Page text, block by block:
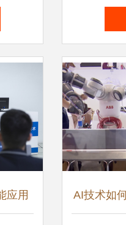
软件 质
应用 AI技术如